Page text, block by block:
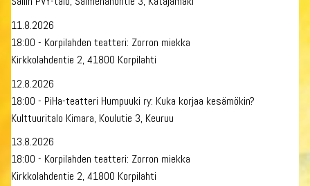
11.8.2026
18:00 - Korpilahden teatteri: Zorron miekka
Kirkkolahdentie 2, 41800 Korpilahti
12.8.2026
18:00 - PiHa-teatteri Humpuuki ry: Kuka korjaa kesämökin?
Kulttuuritalo Kimara, Koulutie 3, Keuruu
13.8.2026
18:00 - Korpilahden teatteri: Zorron miekka
Kirkkolahdentie 2, 41800 Korpilahti